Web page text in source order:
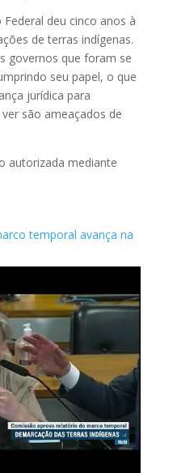
deu cinco anos à
de terras indígenas.
governos que foram se
seu papel, o que
jurídica para
são ameaçados de
autorizada mediante
temporal avança na